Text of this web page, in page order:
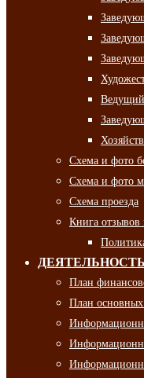
Ведущий
Схема и фото
Схема и фото
Схема проезда
Книга
ДЕЯТЕЛЬНОСТЬ
План
План